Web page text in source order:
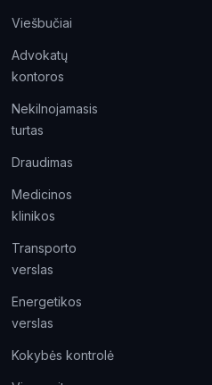
Viešbučiai
Advokatų
kontoros
Nekilnojamasis
turtas
Draudimas
Medicinos
klinikos
Transporto
verslas
Energetikos
verslas
Kokybės kontrolė